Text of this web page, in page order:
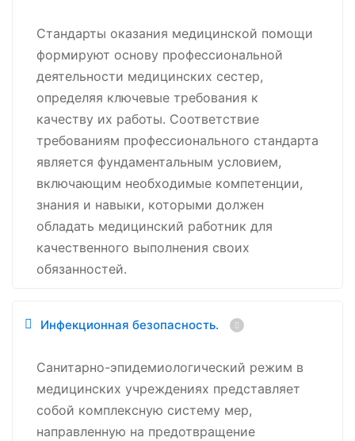
Стандарты оказания медицинской помощи
формируют основу профессиональной
деятельности медицинских сестер,
определяя ключевые требования к
качеству их работы. Соответствие
требованиям профессионального стандарта
является фундаментальным условием,
включающим необходимые компетенции,
знания и навыки, которыми должен
обладать медицинский работник для
качественного выполнения своих
обязанностей.
Инфекционная безопасность.
Санитарно-эпидемиологический режим в
медицинских учреждениях представляет
собой комплексную систему мер,
направленную на предотвращение